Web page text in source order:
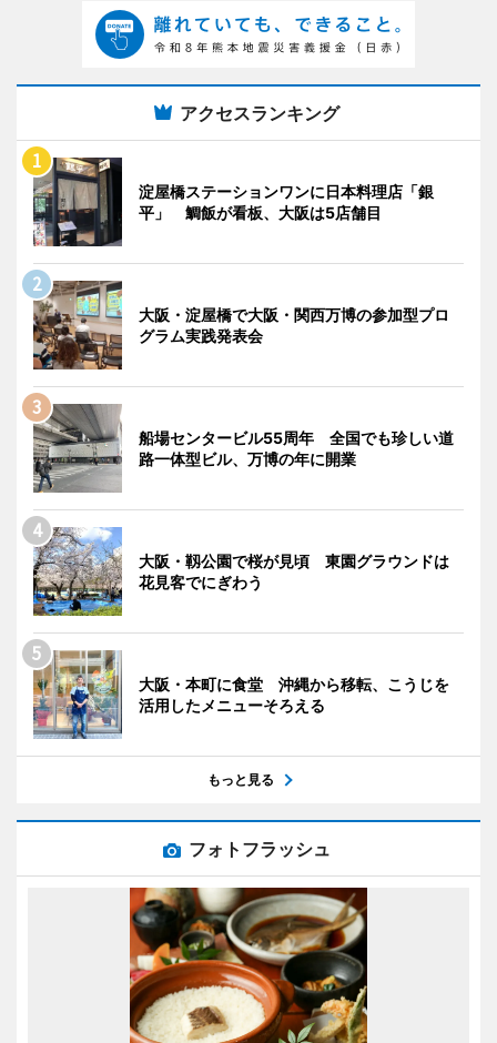
アクセスランキング
淀屋橋ステーションワンに日本料理店「銀
平」 鯛飯が看板、大阪は5店舗目
大阪・淀屋橋で大阪・関西万博の参加型プロ
グラム実践発表会
船場センタービル55周年 全国でも珍しい道
路一体型ビル、万博の年に開業
大阪・靱公園で桜が見頃 東園グラウンドは
花見客でにぎわう
大阪・本町に食堂 沖縄から移転、こうじを
活用したメニューそろえる
もっと見る
フォトフラッシュ